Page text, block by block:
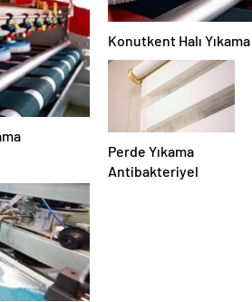
Konutkent Halı Yıkama
Perde Yıkama
Antibakteriyel